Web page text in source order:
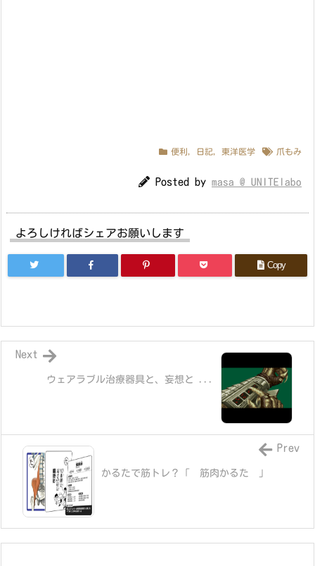
便利 日記 東洋医学 爪もみ
Posted by masa @ UNITElabo
よろしければシェアお願いします
Copy
ウェアラブル治療器具と、妄想と ...
Next
かるたで筋トレ？「 筋肉かるた 」
Prev